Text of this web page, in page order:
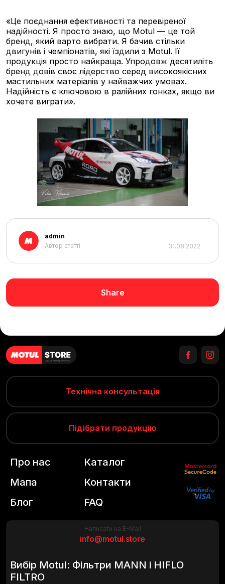
Share
admin
Автор статті
31.08.2022
«Це поєднання ефективності та перевіреної
надійності. Я просто знаю, що Motul — це той
бренд, який варто вибрати. Я бачив стільки
двигунів і чемпіонатів, які їздили з Motul. Її
продукція просто найкраща. Упродовж десятиліть
бренд довів своє лідерство серед високоякісних
мастильних матеріалів у найважчих умовах.
Надійність є ключовою в ралійних гонках, якщо ви
хочете виграти».
Технічна консультація
Підібрати продукцію
Написати на E-Mail
info@motul.store
Вибір Motul: Фільтри MANN і HIFLO
FILTRO
Про нас
Мапа
Блог
Каталог
Контакти
FAQ